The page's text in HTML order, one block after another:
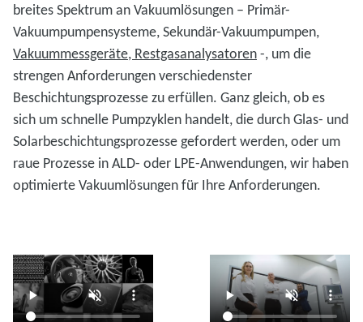
breites Spektrum an Vakuumlösungen – Primär-
Vakuumpumpensysteme, Sekundär-Vakuumpumpen,
Vakuummessgeräte, Restgasanalysatoren-, um die
strengen Anforderungen verschiedenster
Beschichtungsprozesse zu erfüllen. Ganz gleich, ob es
sich um schnelle Pumpzyklen handelt, die durch Glas- und
Solarbeschichtungsprozesse gefordert werden, oder um
raue Prozesse in ALD- oder LPE-Anwendungen, wir haben
optimierte Vakuumlösungen für Ihre Anforderungen.